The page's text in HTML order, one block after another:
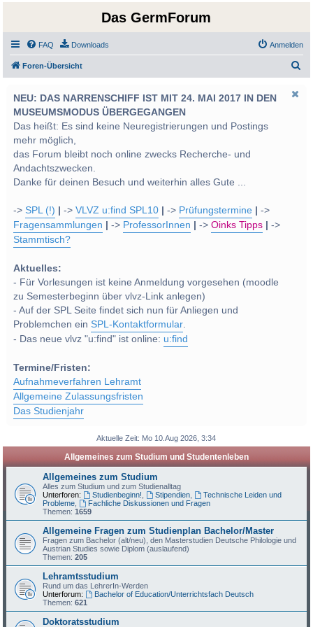
Das GermForum
FAQ Downloads Anmelden
Foren-Übersicht
NEU: DAS NARRENSCHIFF IST MIT 24. MAI 2017 IN DEN
MUSEUMSMODUS ÜBERGEGANGEN
Das heißt: Es sind keine Neuregistrierungen und Postings
mehr möglich,
das Forum bleibt noch online zwecks Recherche- und
Andachtszwecken.
Danke für deinen Besuch und weiterhin alles Gute ...
->SPL (!) ->VLVZ u:find SPL10 -> Prüfungstermine
->
Fragensammlungen
-> ProfessorInnen ->Oinks Tipps
->
Stammtisch?
Aktuelles:
- Für Vorlesungen ist keine Anmeldung vorgesehen (moodle
zu Semesterbeginn über vlvz-Link anlegen)
- Auf der SPL Seite findet sich nun für Anliegen und
Problemchen einSPL-Kontaktformular.
- Das neue vlvz "u:find" ist online: u:find
Termine/Fristen:
Aufnahmeverfahren Lehramt
Allgemeine Zulassungsfristen
Das Studienjahr
Aktuelle Zeit: Mo 10.Aug 2026, 3:34
Allgemeines zum Studium und Studentenleben
Allgemeines zum Studium
Alles zum Studium und zum Studienalltag
Unterforen:
Studienbeginn! Stipendien
Technische Leiden und
Probleme
Fachliche Diskussionen und Fragen
Themen:1659
Allgemeine Fragen zum Studienplan Bachelor/Master
Fragen zum Bachelor (alt/neu), den Masterstudien Deutsche Philologie und
Austrian Studies sowie Diplom (auslaufend)
Themen:205
Lehramtsstudium
Rund um das LehrerIn-Werden
Unterforum:
Bachelor of Education/Unterrichtsfach Deutsch
Themen:621
Doktoratsstudium